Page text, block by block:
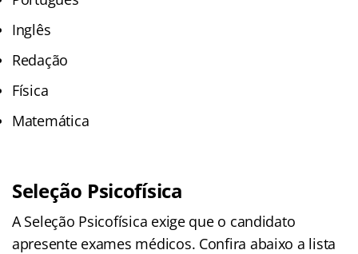
Inglês
Redação
Física
Matemática
Seleção Psicofísica
A Seleção Psicofísica exige que o candidato
apresente exames médicos. Confira abaixo a lista